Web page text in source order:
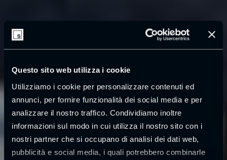
Questo sito web utilizza i cookie
Utilizziamo i cookie per personalizzare contenuti ed
annunci, per fornire funzionalità dei social media e per
analizzare il nostro traffico. Condividiamo inoltre
informazioni sul modo in cui utilizza il nostro sito con i
nostri partner che si occupano di analisi dei dati web,
pubblicità e social media, i quali potrebbero combinarle